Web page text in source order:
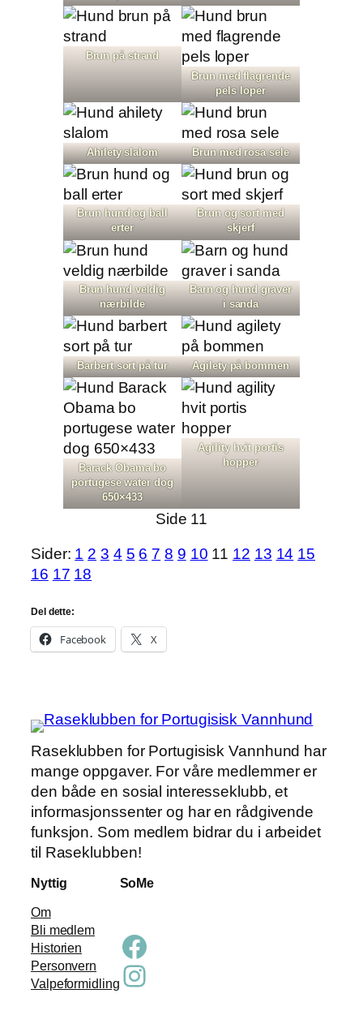
Brun på strand
Brun med flagrende
pels loper
Ahilety slalom Brun med rosa sele
Brun hund og ball
erter
Brun og sort med
skjerf
Brun hund veldig
nærbilde
Barn og hund graver
i sanda
Barbert sort på tur Agilety på bommen
Barack Obama bo
portugese water dog
650×433
Agility hvit portis
hopper
Side 11
Sider: 1 2 3 4 5 6 7 8 9 10 11 12 13 14 15
16 17 18
Del dette:
Facebook X
Raseklubben for Portugisisk Vannhund har
mange oppgaver. For våre medlemmer er
den både en sosial interesseklubb, et
informasjonssenter og har en rådgivende
funksjon. Som medlem bidrar du i arbeidet
til Raseklubben!
Nyttig
Om
Bli medlem
Historien
Personvern
Valpeformidling
SoMe
Facebook
Instagram